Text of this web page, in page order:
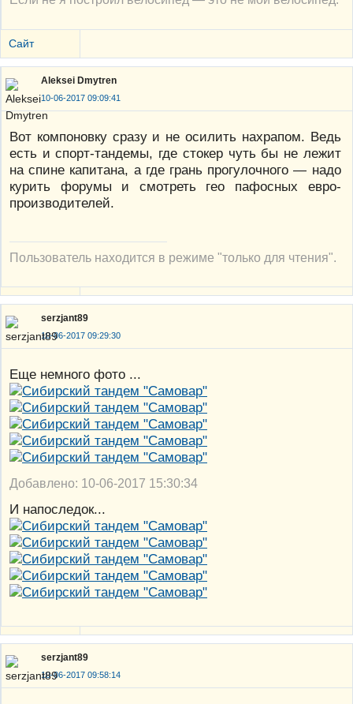
Сайт
Aleksei Dmytren
10-06-2017 09:09:41
Вот компоновку сразу и не осилить нахрапом. Ведь
есть и спорт-тандемы, где стокер чуть бы не лежит
на спине капитана, а где грань прогулочного — надо
курить форумы и смотреть гео пафосных евро-
производителей.
Пользователь находится в режиме "только для чтения".
serzjant89
10-06-2017 09:29:30
Еще немного фото ...
Добавлено: 10-06-2017 15:30:34
И напоследок...
serzjant89
10-06-2017 09:58:14